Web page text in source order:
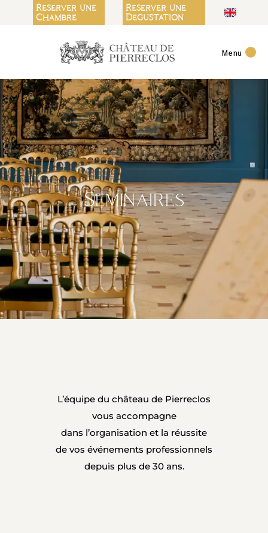
Reserver une
Chambre
Reserver une
Degustation
Menu
Seminaires
L’équipe du château de Pierreclos
vous accompagne
dans l’organisation et la réussite
de vos événements professionnels
depuis plus de 30 ans.
Panneau de gestion des cookies